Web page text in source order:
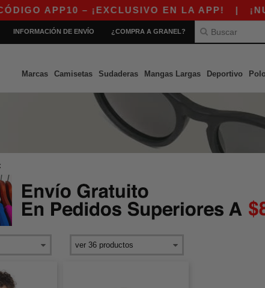
APP10 – ¡EXCLUSIVO EN LA APP!|
INFORMACIÓN DE ENVÍO ¿COMPRA A GRANEL?
Marcas Camisetas Sudaderas Mangas Largas Deportivo